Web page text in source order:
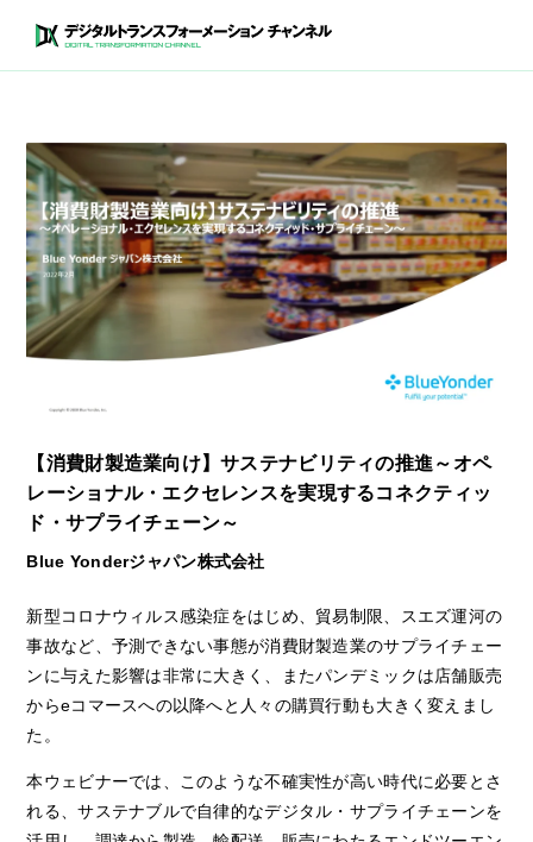
【消費財製造業向け】サステナビリティの推進～オペ
レーショナル・エクセレンスを実現するコネクティッ
ド・サプライチェーン～
Blue Yonderジャパン株式会社
新型コロナウィルス感染症をはじめ、貿易制限、スエズ運河の
事故など、予測できない事態が消費財製造業のサプライチェー
ンに与えた影響は非常に大きく、またパンデミックは店舗販売
からeコマースへの以降へと人々の購買行動も大きく変えまし
た。
本ウェビナーでは、このような不確実性が高い時代に必要とさ
れる、サステナブルで自律的なデジタル・サプライチェーンを